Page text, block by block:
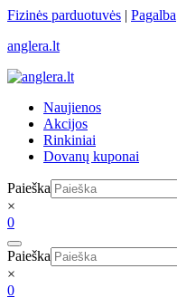
Skip
content
Fizinės parduotuvės | Pagalba
anglera.lt
Naujienos
Akcijos
Rinkiniai
Dovanų kuponai
Paieška
×
0
Paieška
×
0